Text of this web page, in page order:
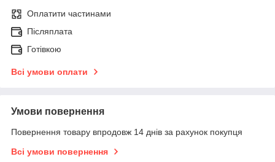
Оплатити частинами
Післяплата
Готівкою
Всі умови оплати
Умови повернення
Повернення товару впродовж 14 днів за рахунок покупця
Всі умови повернення